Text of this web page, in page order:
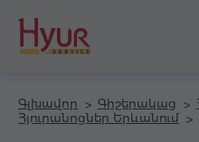
Գլխավոր Գիշերակաց
Հյուրանոցներ Երևանում